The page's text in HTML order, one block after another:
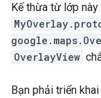
Kế thừa từ lớp
OverlayView
Bạn phải triển